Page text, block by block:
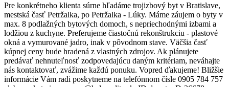
Pre konkrétneho klienta súrne hľadáme trojizbový byt v Bratislave,
mestská časť Petržalka, po Petržalka - Lúky. Máme záujem o byty v
max. 8 podlažných bytových domoch, s nepriechodnými izbami a
lodžiou z kuchyne. Preferujeme čiastočnú rekonštrukciu - plastové
okná a vymurované jadro, inak v pôvodnom stave. Väčšia časť
kúpnej ceny bude hradená z vlastných zdrojov. Ak plánujete
predávať nehnuteľnosť zodpovedajúcu daným kritériam, neváhajte
nás kontaktovať, zvážime každú ponuku. Vopred ďakujeme! Bližšie
informácie Vám radi poskytneme na telefónnom čísle 0905 784 757